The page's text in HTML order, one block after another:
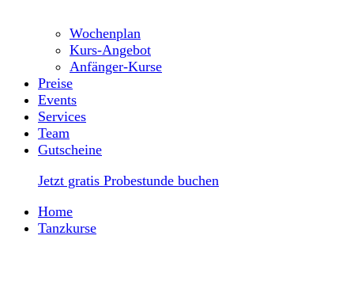
Wochenplan
Kurs-Angebot
Anfänger-Kurse
Preise
Events
Services
Team
Gutscheine
Jetzt gratis Probestunde buchen
Home
Tanzkurse